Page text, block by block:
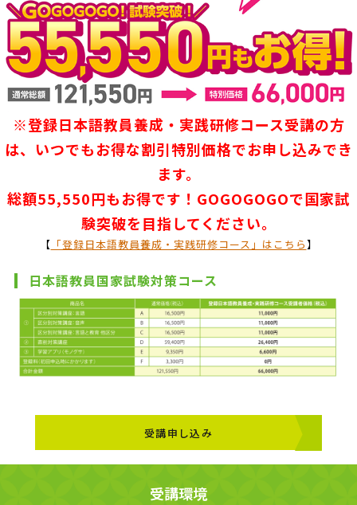
※登録日本語教員養成・実践研修コース受講の方
は、いつでもお得な割引特別価格でお申し込みでき
ます。
総額55,550円もお得です！GOGOGOGOで国家試
験突破を目指してください。
【 「登録日本語教員養成・実践研修コース」はこちら】
日本語教員国家試験対策コース
受講申し込み
受講環境